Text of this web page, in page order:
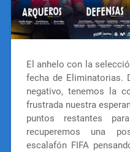
El anhelo con la
fecha de Eliminatorias.
negativo, tenemos la
frustrada nuestra
puntos restantes
recuperemos una
escalafón FIFA